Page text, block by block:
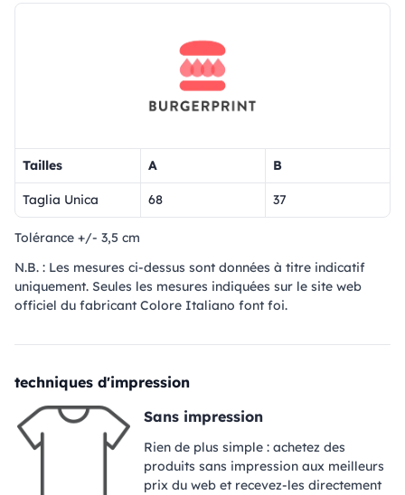
Tailles A B
Taglia Unica 68 37
Tolérance +/- 3,5 cm
N.B. : Les mesures ci-dessus sont données à titre indicatif
uniquement. Seules les mesures indiquées sur le site web
officiel du fabricant Colore Italiano font foi.
techniques d'impression
Sans impression
Rien de plus simple : achetez des
produits sans impression aux meilleurs
prix du web et recevez-les directement